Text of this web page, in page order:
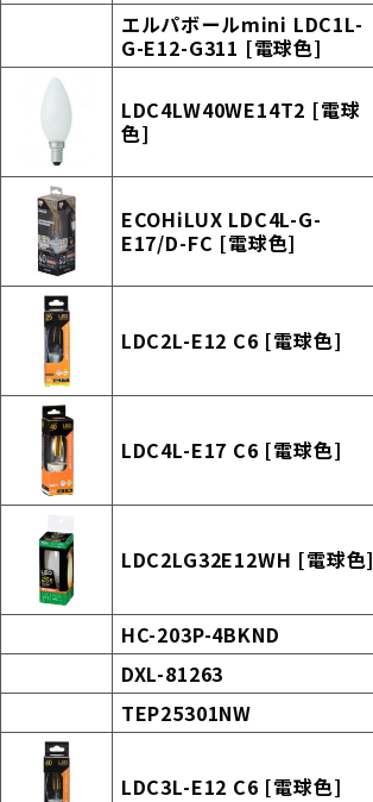
エルパボールmini LDC1L-
G-E12-G311 [電球色]
LDC4LW40WE14T2 [電球
色]
ECOHiLUX LDC4L-G-
E17/D-FC [電球色]
LDC2L-E12 C6 [電球色]
LDC4L-E17 C6 [電球色]
LDC2LG32E12WH [電球色]
HC-203P-4BKND
DXL-81263
TEP25301NW
LDC3L-E12 C6 [電球色]